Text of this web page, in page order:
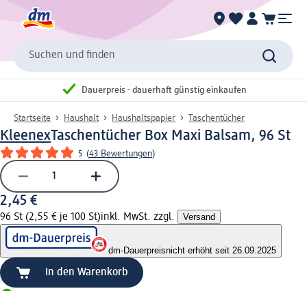
Suchen und finden
Dauerpreis - dauerhaft günstig einkaufen
Startseite Haushalt Haushaltspapier Taschentücher
KleenexTaschentücher Box Maxi Balsam, 96 St
5 (43 Bewertungen)
2,45 €
96 St (2,55 € je 100 St)inkl. MwSt. zzgl. Versand
dm-Dauerpreisnicht erhöht seit 26.09.2025
In den Warenkorb